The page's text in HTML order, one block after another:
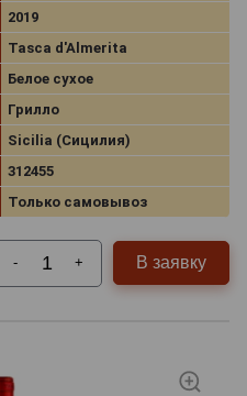
2019
Tasca d'Almerita
Белое сухое
Грилло
Sicilia (Сицилия)
312455
Только самовывоз
- + В заявку